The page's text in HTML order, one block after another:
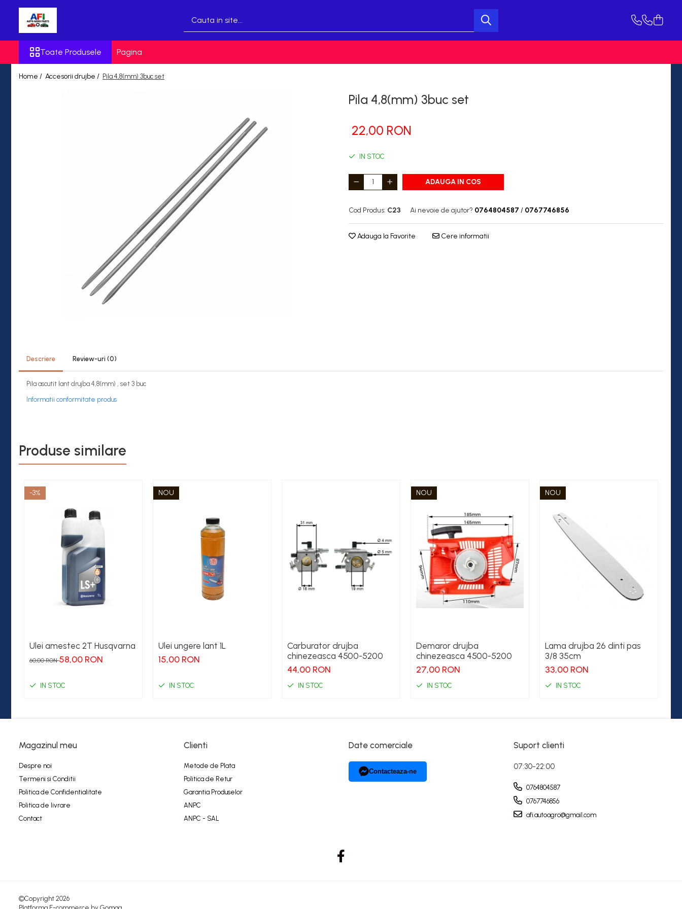
Toate Produsele
Accesorii motocoasa
Toate Produsele Pagina
Home / Accesorii drujbe / Pila 4,8(mm) 3buc set
Pila 4,8(mm) 3buc set
22,00 RON
IN STOC
ADAUGA IN COS
Cod Produs: C23 Ai nevoie de ajutor? 0764804587 / 0767746856
Adauga la Favorite Cere informatii
Descriere Review-uri (0)
Pila ascutit lant drujba 4,8(mm) , set 3 buc
Informatii conformitate produs
Produse similare
-3%
Ulei amestec 2T Husqvarna
60,00 RON58,00 RON
IN STOC
NOU
Ulei ungere lant 1L
15,00 RON
IN STOC
Carburator drujba
chinezeasca 4500-5200
44,00 RON
IN STOC
NOU
Demaror drujba
chinezeasca 4500-5200
27,00 RON
IN STOC
NOU
Lama drujba 26 dinti pas
3/8 35cm
33,00 RON
IN STOC
Magazinul meu
Despre noi
Termeni si Conditii
Politica de Confidentialitate
Politica de livrare
Contact
Clienti
Metode de Plata
Politica de Retur
Garantia Produselor
ANPC
ANPC - SAL
Date comerciale
Contacteaza-ne
Suport clienti
07:30-22:00
0764804587
0767746856
afi.autoagro@gmail.com
©Copyright 2026